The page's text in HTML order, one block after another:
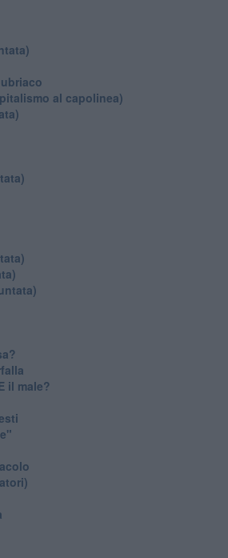
al capolinea)
il male?